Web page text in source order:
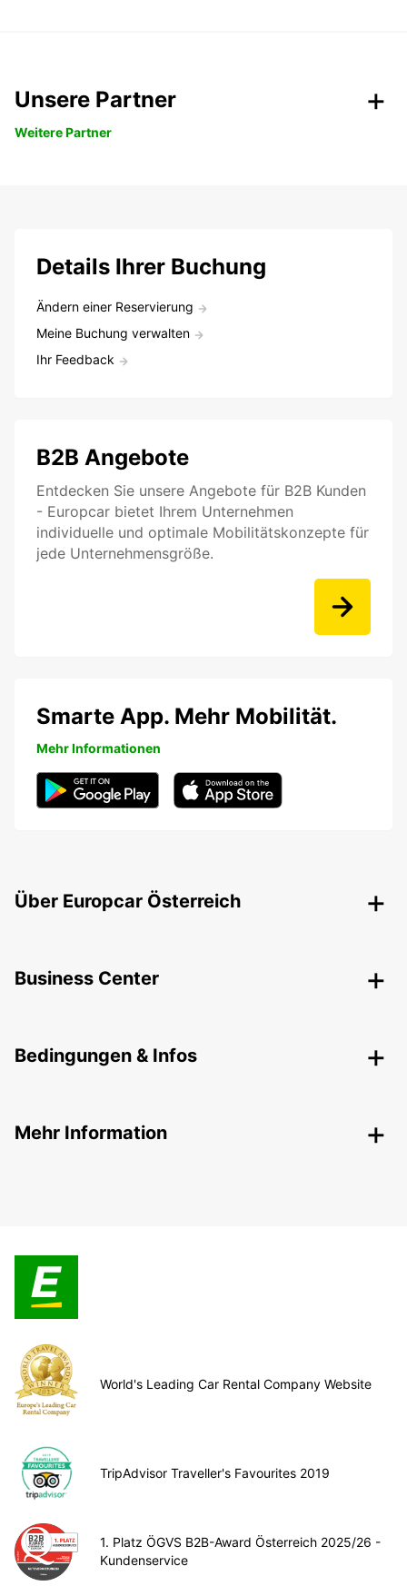
Unsere Partner
Weitere Partner
Details Ihrer Buchung
Ändern einer Reservierung
Meine Buchung verwalten
Ihr Feedback
B2B Angebote
Entdecken Sie unsere Angebote für B2B Kunden
- Europcar bietet Ihrem Unternehmen
individuelle und optimale Mobilitätskonzepte für
jede Unternehmensgröße.
Smarte App. Mehr Mobilität.
Mehr Informationen
Über Europcar Österreich
Business Center
Bedingungen & Infos
Mehr Information
World's Leading Car Rental Company Website
TripAdvisor Traveller's Favourites 2019
1. Platz ÖGVS B2B-Award Österreich 2025/26 -
Kundenservice